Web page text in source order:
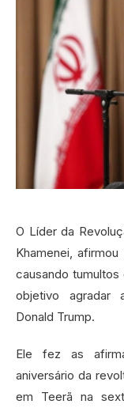
O Líder da
Khamenei,
causando
objetivo agradar
Donald Trump.
Ele fez as
aniversário da
em Teerã na